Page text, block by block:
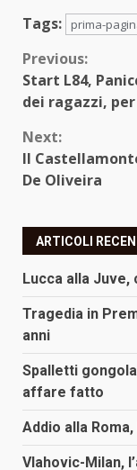
Tags:
prima-
Continue
Reading
Previous:
Start L84,
dei ragazzi,
Next:
Il
De Oliveira
ARTICOLI
Lucca alla
Tragedia in
anni
Spalletti
affare fatto
Addio alla
Vlahovic-Milan,